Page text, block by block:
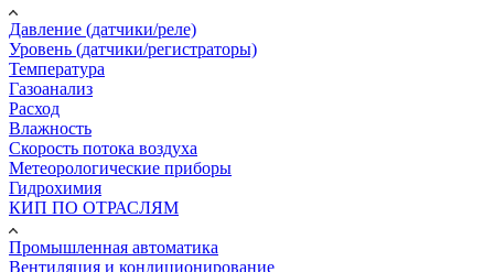
Давление (датчики/реле)
Уровень (датчики/регистраторы)
Температура
Газоанализ
Расход
Влажность
Скорость потока воздуха
Метеорологические приборы
Гидрохимия
КИП ПО ОТРАСЛЯМ
Промышленная автоматика
Вентиляция и кондиционирование